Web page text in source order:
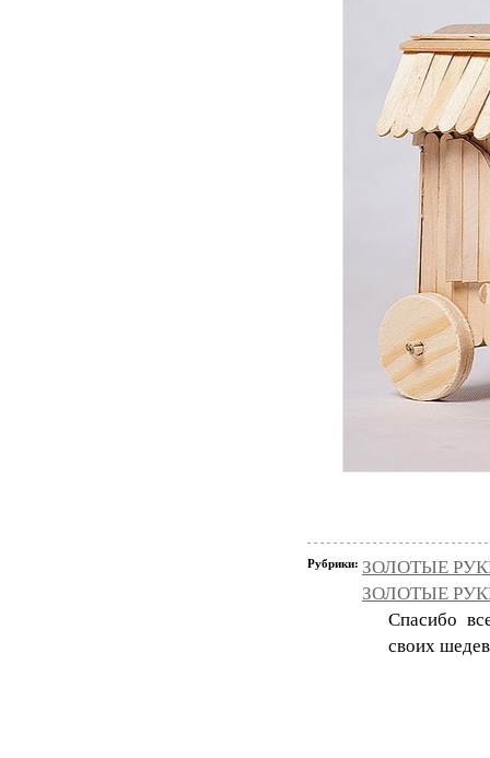
Рубрики: ЗОЛОТЫЕ
ЗОЛОТЫЕ
Спасибо
своих